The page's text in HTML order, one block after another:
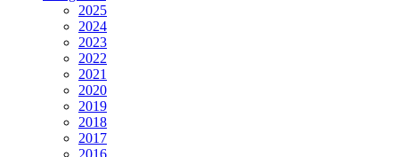
2025
2024
2023
2022
2021
2020
2019
2018
2017
2016